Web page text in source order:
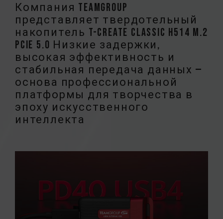
Компания TEAMGROUP
представляет твердотельный
накопитель T-CREATE CLASSIC H514 M.2
PCIe 5.0 Низкие задержки,
высокая эффективность и
стабильная передача данных —
основа профессиональной
платформы для творчества в
эпоху искусственного
интеллекта